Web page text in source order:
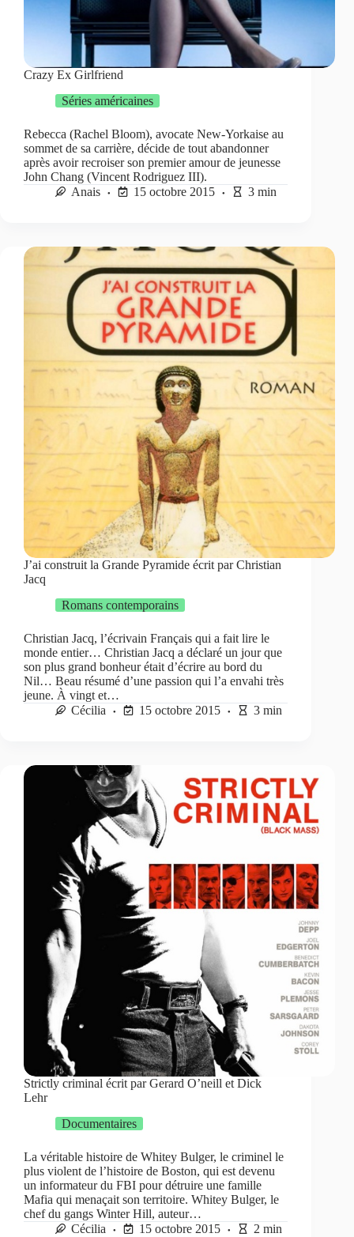
Crazy Ex Girlfriend
Séries américaines
Rebecca (Rachel Bloom), avocate New-Yorkaise au
sommet de sa carrière, décide de tout abandonner
après avoir recroiser son premier amour de jeunesse
John Chang (Vincent Rodriguez III).
Anais
15 octobre 2015 3 min
J’ai construit la Grande Pyramide écrit par Christian
Jacq
Romans contemporains
Christian Jacq, l’écrivain Français qui a fait lire le
monde entier… Christian Jacq a déclaré un jour que
son plus grand bonheur était d’écrire au bord du
Nil… Beau résumé d’une passion qui l’a envahi très
jeune. À vingt et…
Cécilia
15 octobre 2015 3 min
Strictly criminal écrit par Gerard O’neill et Dick
Lehr
Documentaires
La véritable histoire de Whitey Bulger, le criminel le
plus violent de l’histoire de Boston, qui est devenu
un informateur du FBI pour détruire une famille
Mafia qui menaçait son territoire. Whitey Bulger, le
chef du gangs Winter Hill, auteur…
Cécilia
15 octobre 2015 2 min